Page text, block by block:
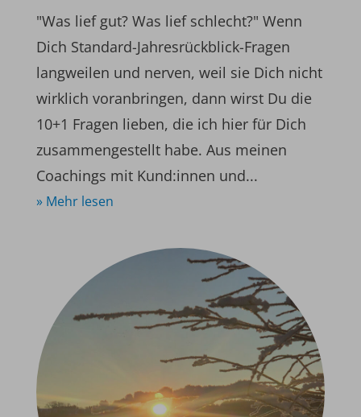
"Was lief gut? Was lief schlecht?" Wenn
Dich Standard-Jahresrückblick-Fragen
langweilen und nerven, weil sie Dich nicht
wirklich voranbringen, dann wirst Du die
10+1 Fragen lieben, die ich hier für Dich
zusammengestellt habe. Aus meinen
Coachings mit Kund:innen und...
» Mehr lesen